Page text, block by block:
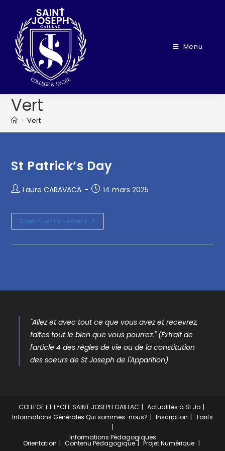
Menu
Vert
> Vert
St Patrick’s Day
Laure CARAVACA 14 mars 2025
Continuer La Lecture
"Allez et avec tout ce que vous avez et recevrez,
faîtes tout le bien que vous pourrez." (Extrait de
l'article 4 des règles de vie ou de la constitution
des soeurs de St Joseph de l'Apparition)
COLLEGE ET LYCEE SAINT JOSEPH GAILLAC
Actualités à St Jo
Informations Générales Qui sommes-nous? Inscription Tarifs
Informations Pédagogiques
Orientation Contenu Pédagogique Projet Numérique